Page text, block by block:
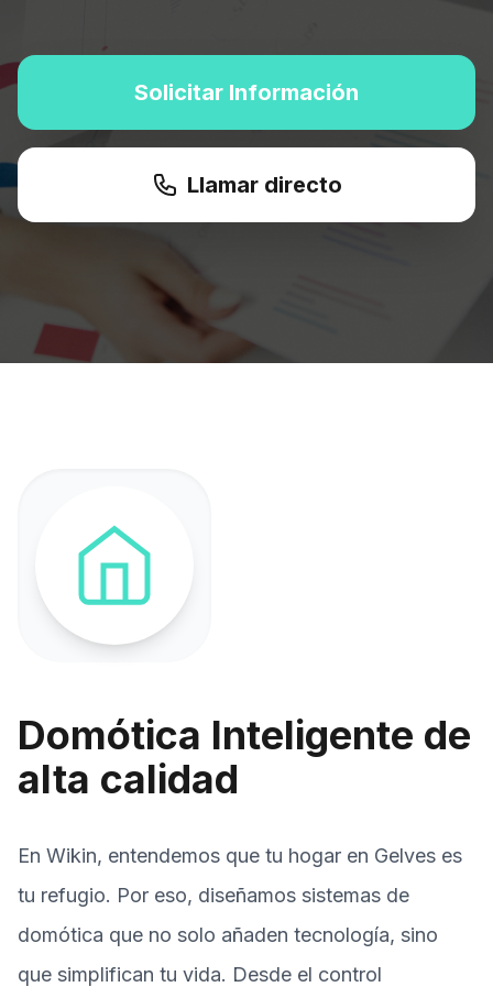
Solicitar Información
Llamar directo
Domótica Inteligente de
alta calidad
En Wikin, entendemos que tu hogar en Gelves es
tu refugio. Por eso, diseñamos sistemas de
domótica que no solo añaden tecnología, sino
que simplifican tu vida. Desde el control